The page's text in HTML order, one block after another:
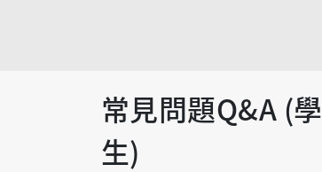
常見問題Q&A (學
生)